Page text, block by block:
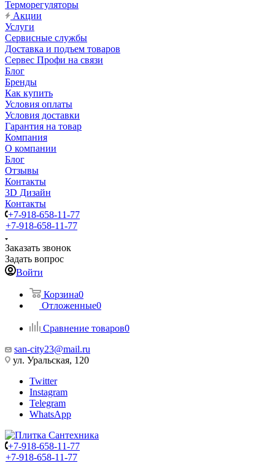
Терморегуляторы
Акции
Услуги
Сервисные службы
Доставка и подъем товаров
Сервес Профи на связи
Блог
Бренды
Как купить
Условия оплаты
Условия доставки
Гарантия на товар
Компания
О компании
Блог
Отзывы
Контакты
3D Дизайн
Контакты
+7-918-658-11-77
+7-918-658-11-77
Заказать звонок
Задать вопрос
Войти
Корзина0
Отложенные0
Сравнение товаров0
san-city23@mail.ru
ул. Уральская, 120
Twitter
Instagram
Telegram
WhatsApp
+7-918-658-11-77
+7-918-658-11-77